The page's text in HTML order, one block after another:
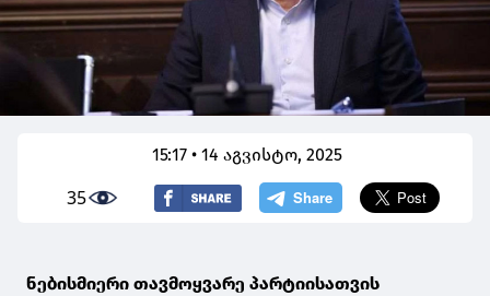
15:17 • 14 აგვისტო, 2025
35
ნებისმიერი თავმოყვარე პარტიისათვის